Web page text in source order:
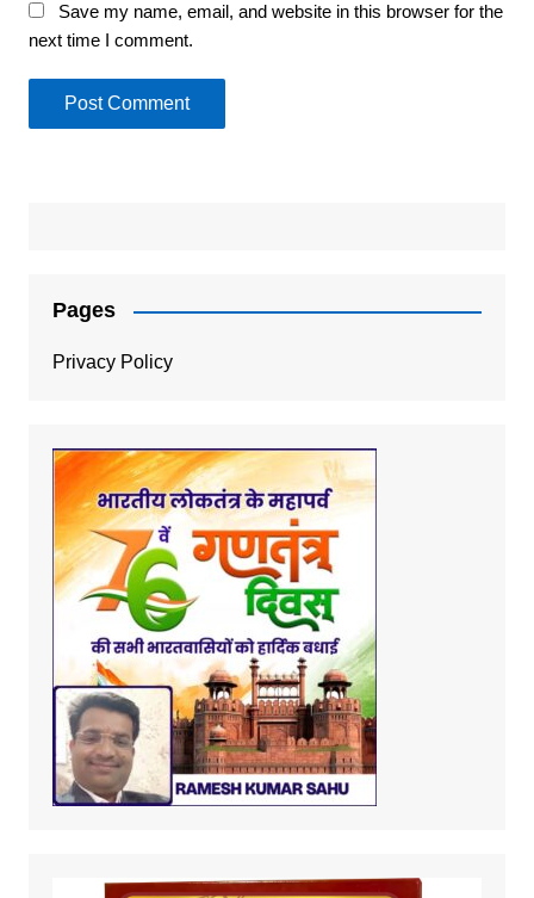
Save my name, email, and website in this browser for the
next time I comment.
Pages
Privacy Policy